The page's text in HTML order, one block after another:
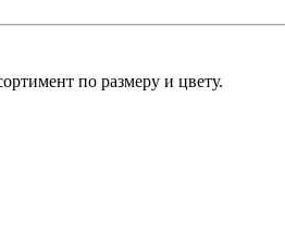
по размеру и цвету.